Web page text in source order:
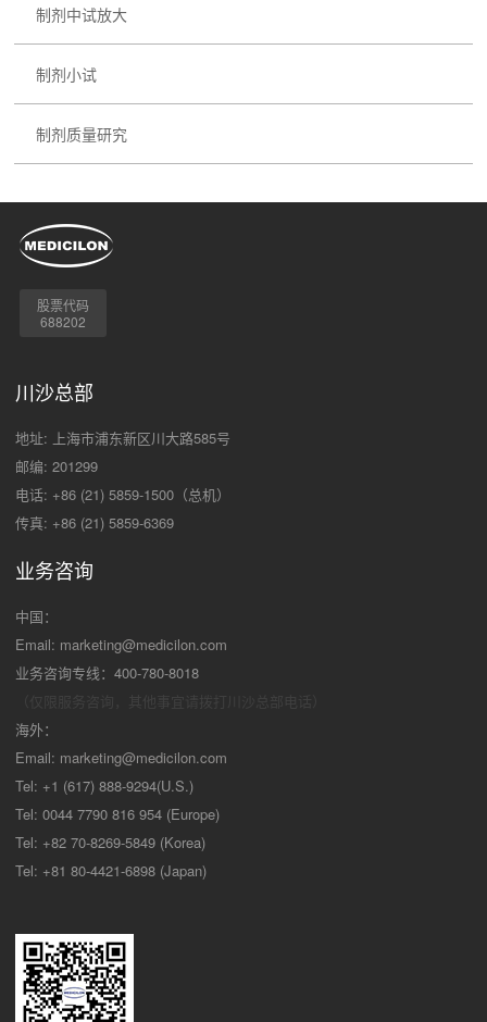
制剂中试放大
制剂小试
制剂质量研究
股票代码
688202
川沙总部
地址: 上海市浦东新区川大路585号
邮编: 201299
电话: +86 (21) 5859-1500（总机）
传真: +86 (21) 5859-6369
业务咨询
中国：
Email: marketing@medicilon.com
业务咨询专线：400-780-8018
海外：
Email: marketing@medicilon.com
Tel: +1 (617) 888-9294(U.S.)
Tel: 0044 7790 816 954 (Europe)
Tel: +82 70-8269-5849 (Korea)
Tel: +81 80-4421-6898 (Japan)